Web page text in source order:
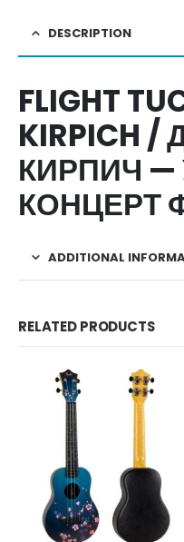
DESCRIPTION
FLIGHT
KIRPICH
КИРПИЧ —
КОНЦЕРТ
ADDITIONAL
RELATED PRODUCTS